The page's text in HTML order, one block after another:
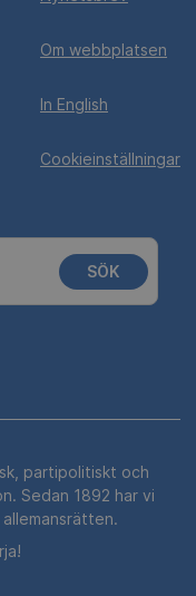
Om webbplatsen
In English
Cookieinställningar
SÖK
partipolitiskt och
Sedan 1892 har vi